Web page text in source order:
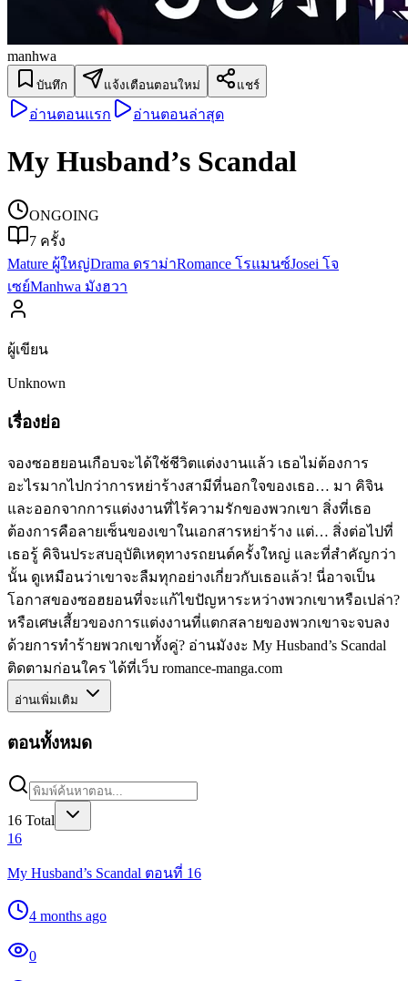
manhwa
บันทึก แจ้งเตือนตอนใหม่ แชร์
อ่านตอนแรก อ่านตอนล่าสุด
My Husband’s Scandal
ONGOING
7 ครั้ง
Mature ผู้ใหญ่Drama ดราม่าRomance โรแมนซ์Josei โจ
เซย์Manhwa มังฮวา
ผู้เขียน
Unknown
เรื่องย่อ
จองซอฮยอนเกือบจะได้ใช้ชีวิตแต่งงานแล้ว เธอไม่ต้องการ
อะไรมากไปกว่าการหย่าร้างสามีที่นอกใจของเธอ… มา คิจิน
และออกจากการแต่งงานที่ไร้ความรักของพวกเขา สิ่งที่เธอ
ต้องการคือลายเซ็นของเขาในเอกสารหย่าร้าง แต่… สิ่งต่อไปที่
เธอรู้ คิจินประสบอุบัติเหตุทางรถยนต์ครั้งใหญ่ และที่สำคัญกว่า
นั้น ดูเหมือนว่าเขาจะลืมทุกอย่างเกี่ยวกับเธอแล้ว! นี่อาจเป็น
โอกาสของซอฮยอนที่จะแก้ไขปัญหาระหว่างพวกเขาหรือเปล่า?
หรือเศษเสี้ยวของการแต่งงานที่แตกสลายของพวกเขาจะจบลง
ด้วยการทำร้ายพวกเขาทั้งคู่? อ่านมังงะ My Husband’s Scandal
ติดตามก่อนใคร ได้ที่เว็บ romance-manga.com
อ่านเพิ่มเติม
ตอนทั้งหมด
16 Total
16
My Husband’s Scandal ตอนที่ 16
4 months ago
0